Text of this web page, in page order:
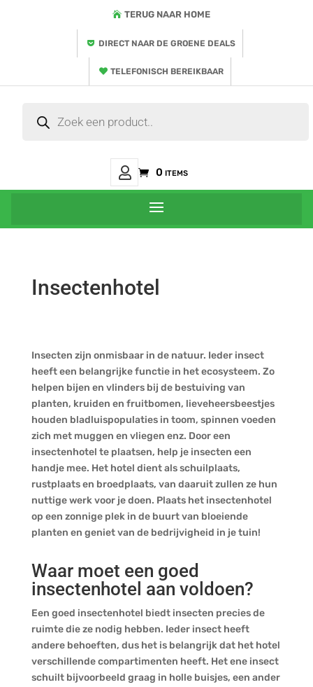
TERUG NAAR HOME
DIRECT NAAR DE GROENE DEALS
TELEFONISCH BEREIKBAAR
zoeken
Mijn
0 items
Insectenhotel
Insecten zijn onmisbaar in de natuur. Ieder insect
heeft een belangrijke functie in het ecosysteem. Zo
helpen bijen en vlinders bij de bestuiving van
planten, kruiden en fruitbomen, lieveheersbeestjes
houden bladluispopulaties in toom, spinnen voeden
zich met muggen en vliegen enz. Door een
insectenhotel te plaatsen, help je insecten een
handje mee. Het hotel dient als schuilplaats,
rustplaats en broedplaats, van daaruit zullen ze hun
nuttige werk voor je doen. Plaats het insectenhotel
op een zonnige plek in de buurt van bloeiende
planten en geniet van de bedrijvigheid in je tuin!
Waar moet een goed
insectenhotel aan voldoen?
Een goed insectenhotel biedt insecten precies de
ruimte die ze nodig hebben. Ieder insect heeft
andere behoeften, dus het is belangrijk dat het hotel
verschillende compartimenten heeft. Het ene insect
schuilt bijvoorbeeld graag in holle buisjes, een ander